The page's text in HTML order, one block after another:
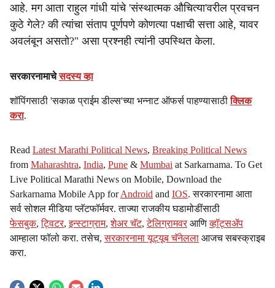
आहे. मग आता राहुल गांधी यांचे 'संस्थात्मक औचित्या'वरील प्रवचन
कुठे गेले? की त्यांचा संताप पूर्णपणे कोणत्या पक्षाची सत्ता आहे, यावर
अवलंबून असतो?" असा प्रश्नही त्यांनी उपस्थित केला.
सरकारनामाचेसदस्य व्हा
शॉपिंगसाठी 'सकाळ प्राईम डील्स'च्या भन्नाट ऑफर्स पाहण्यासाठीक्लिक
करा.
Read Latest Marathi Political News, Breaking Political News
from Maharashtra, India, Pune & Mumbai at Sarkarnama. To Get
Live Political Marathi News on Mobile, Download the
Sarkarnama Mobile App forAndroid and IOS. सरकारनामा आता
सर्व सोशल मीडिया प्लॅटफॉर्मवर. ताज्या राजकीय घडामोडींसाठी
फेसबुक,ट्विटर,इन्स्टाग्राम,शेअर चॅट,टेलिग्रामवर आणिव्हॉट्सॲप
आम्हाला फॉलो करा. तसेच,सरकारनामा यूट्यूब चॅनेलला आजच सबस्क्राइब
करा.